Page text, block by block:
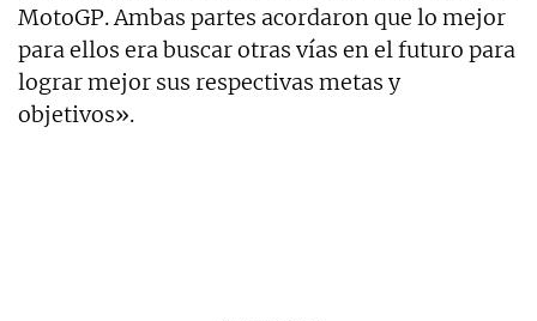
MotoGP. Ambas partes acordaron que lo mejor
para ellos era buscar otras vías en el futuro para
lograr mejor sus respectivas metas y
objetivos».